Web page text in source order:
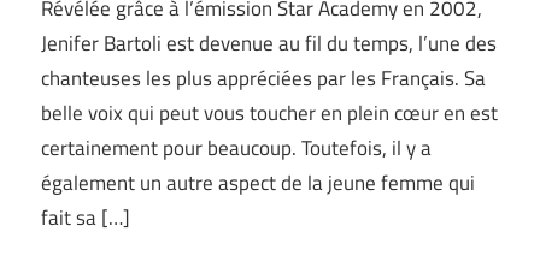
Révélée grâce à l’émission Star Academy en 2002,
Jenifer Bartoli est devenue au fil du temps, l’une des
chanteuses les plus appréciées par les Français. Sa
belle voix qui peut vous toucher en plein cœur en est
certainement pour beaucoup. Toutefois, il y a
également un autre aspect de la jeune femme qui
fait sa […]